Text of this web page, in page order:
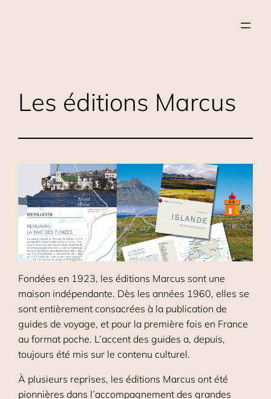
Les éditions Marcus
Fondées en 1923, les éditions Marcus sont une
maison indépendante. Dès les années 1960, elles se
sont entièrement consacrées à la publication de
guides de voyage, et pour la première fois en France
au format poche. L’accent des guides a, depuis,
toujours été mis sur le contenu culturel.
À plusieurs reprises, les éditions Marcus ont été
pionnières dans l’accompagnement des grandes